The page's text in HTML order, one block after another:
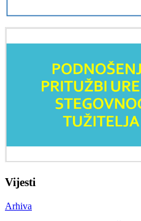
Vijesti
Arhiva